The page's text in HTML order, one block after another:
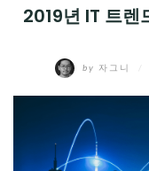
2019년 IT 트렌
by 자그니
디지털트렌드
디지털라이프
제품리뷰